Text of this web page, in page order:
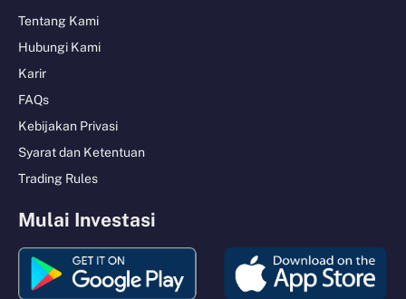
Tentang Kami
Hubungi Kami
Karir
FAQs
Kebijakan Privasi
Syarat dan Ketentuan
Trading Rules
Mulai Investasi